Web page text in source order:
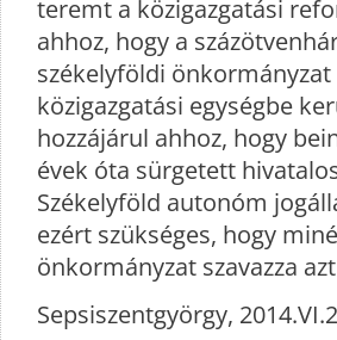
teremt a közigazgatási
ahhoz, hogy a
székelyföldi önkormányzat
közigazgatási egységbe
hozzájárul ahhoz, hogy
évek óta sürgetett
Székelyföld autonóm
ezért szükséges, hogy
önkormányzat szavazza
Sepsiszentgyörgy,